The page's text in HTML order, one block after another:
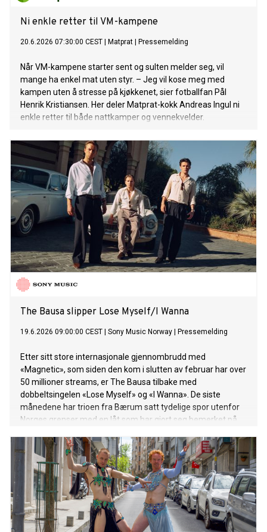
Ni enkle retter til VM-kampene
20.6.2026 07:30:00 CEST Matprat Pressemelding
Når VM-kampene starter sent og sulten melder seg, vil
mange ha enkel mat uten styr. – Jeg vil kose meg med
kampen uten å stresse på kjøkkenet, sier fotballfan Pål
Henrik Kristiansen. Her deler Matprat-kokk Andreas Ingul ni
enkle retter til både nattkamper og vennekvelder.
The Bausa slipper Lose Myself/I Wanna
19.6.2026 09:00:00 CEST Sony Music Norway Pressemelding
Etter sitt store internasjonale gjennombrudd med
«Magnetic», som siden den kom i slutten av februar har over
50 millioner streams, er The Bausa tilbake med
dobbeltsingelen «Lose Myself» og «I Wanna». De siste
månedene har trioen fra Bærum satt tydelige spor utenfor
Norges grenser med en låt som har gjort seg bemerket på